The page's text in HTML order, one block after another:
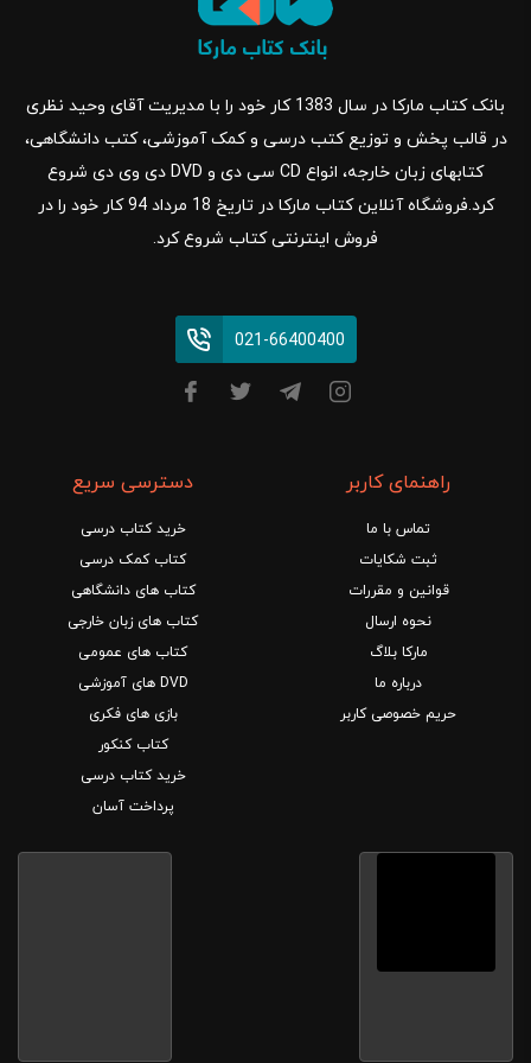
بانک کتاب مارکا در سال 1383 کار خود را با مدیریت آقای وحید نظری
در قالب پخش و توزیع کتب درسی و کمک آموزشی، کتب دانشگاهی،
کتابهای زبان خارجه، انواع CD سی دی و DVD دی وی دی شروع
کرد.فروشگاه آنلاین کتاب مارکا در تاریخ 18 مرداد 94 کار خود را در
فروش اینترنتی کتاب شروع کرد.
021-66400400
راهنمای کاربر
تماس با ما
ثبت شکایات
قوانین و مقررات
نحوه ارسال
مارکا بلاگ
درباره ما
حریم خصوصی کاربر
دسترسی سریع
خرید کتاب درسی
کتاب کمک درسی
کتاب های دانشگاهی
کتاب های زبان خارجی
کتاب های عمومی
DVD های آموزشی
بازی های فکری
کتاب کنکور
خرید کتاب درسی
پرداخت آسان